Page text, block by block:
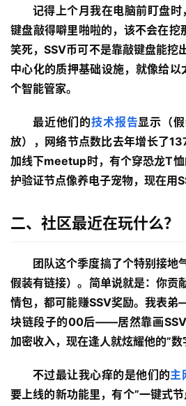
记得上个月我在电脑前盯盘
键盘敲得噼里啪啦的，该不会在挖
笑死，SSV币可不是靠敲键盘能挖
中心化的质押基础设施，就像给
个智能管家。
最近他们的技术报告显示（
放），网络节点数比去年增长了
加线下meetup时，有个穿恐龙T
护验证节点像养电子宠物，现在用
二、社区最近在玩什么？
团队这个季度搞了个特别接地
假装有链接）。简单说就是：你贡
情包，都可能赚SSV奖励。我表
块链段子的00后——居然靠画
加密收入，现在逢人就炫耀他的”数
不过最让我心痒的是他们的主
要上线的新功能里，有个”一键式